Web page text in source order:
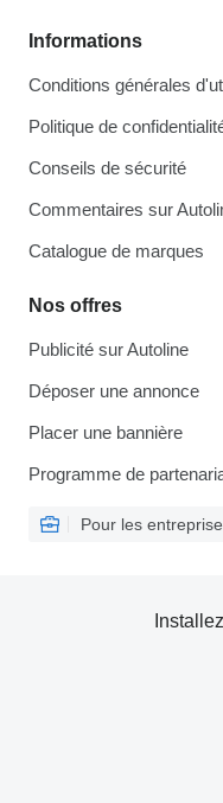
Informations
Conditions générales
Politique de
Conseils de sécurité
Commentaires sur
Catalogue de marques
Nos offres
Publicité sur Autoline
Déposer une annonce
Placer une bannière
Programme de
Pour les